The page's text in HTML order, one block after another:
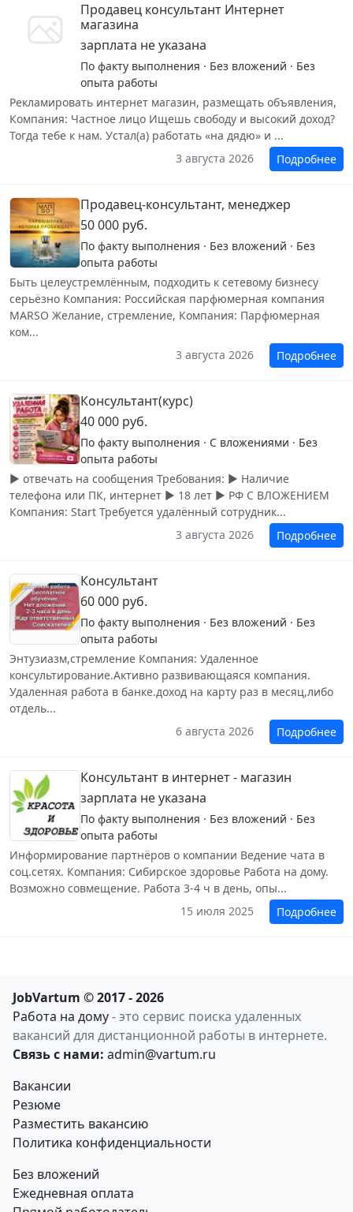
Продавец консультант Интернет
магазина
зарплата не указана
По факту выполнения · Без вложений · Без
опыта работы
Рекламировать интернет магазин, размещать объявления,
Компания: Частное лицо Ищешь свободу и высокий доход?
Тогда тебе к нам. Устал(а) работать «на дядю» и ...
3 августа 2026
Подробнее
Продавец-консультант, менеджер
50 000 руб.
По факту выполнения · Без вложений · Без
опыта работы
Быть целеустремлённым, подходить к сетевому бизнесу
серьёзно Компания: Российская парфюмерная компания
MARSO Желание, стремление, Компания: Парфюмерная
ком...
3 августа 2026
Подробнее
Консультант(курс)
40 000 руб.
По факту выполнения · С вложениями · Без
опыта работы
▶️ отвечать на сообщения Требования: ▶️ Наличие
телефона или ПК, интернет ▶️ 18 лет ▶️ РФ С ВЛОЖЕНИЕМ
Компания: Start Требуется удалённый сотрудник...
3 августа 2026
Подробнее
Консультант
60 000 руб.
По факту выполнения · Без вложений · Без
опыта работы
Энтузиазм,стремление Компания: Удаленное
консультирование.Активно развивающаяся компания.
Удаленная работа в банке.доход на карту раз в месяц,либо
отдель...
6 августа 2026
Подробнее
Консультант в интернет - магазин
зарплата не указана
По факту выполнения · Без вложений · Без
опыта работы
Информирование партнёров о компании Ведение чата в
соц.сетях. Компания: Сибирское здоровье Работа на дому.
Возможно совмещение. Работа 3-4 ч в день, опы...
15 июля 2025
Подробнее
JobVartum © 2017 - 2026
Работа на дому- это сервис поиска удаленных
вакансий для дистанционной работы в интернете.
Связь с нами: admin@vartum.ru
Вакансии
Резюме
Разместить вакансию
Политика конфиденциальности
Без вложений
Ежедневная оплата